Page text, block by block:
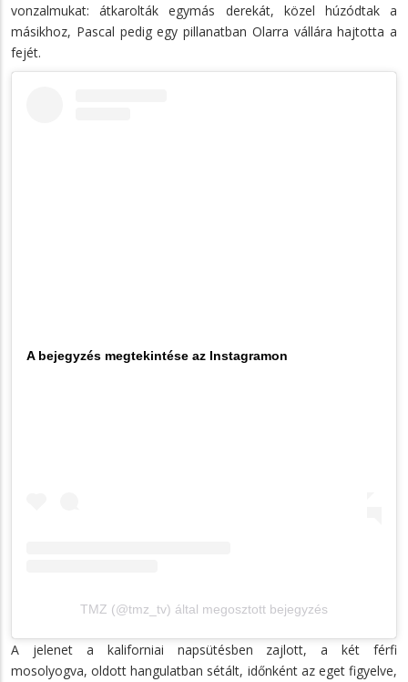
vonzalmukat: átkarolták egymás derekát, közel húzódtak a
másikhoz, Pascal pedig egy pillanatban Olarra vállára hajtotta a
fejét.
A bejegyzés megtekintése az Instagramon
TMZ (@tmz_tv) által megosztott bejegyzés
A jelenet a kaliforniai napsütésben zajlott, a két férfi
mosolyogva, oldott hangulatban sétált, időnként az eget figyelve,